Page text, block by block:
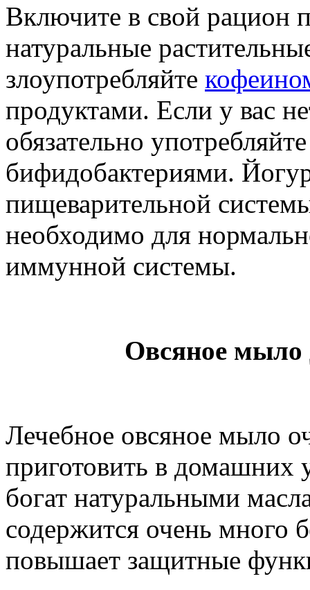
Включите в свой рацион
натуральные
злоупотребляйте
продуктами. Если у вас
обязательно
бифидобактериями.
пищеварительной
необходимо для
иммунной системы.
Овсяное мыло
Лечебное овсяное мыло
приготовить в домашних
богат натуральными
содержится очень много
повышает защитные